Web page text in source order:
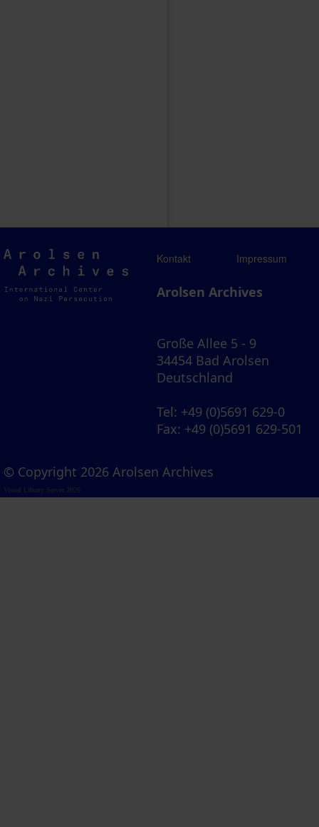
Arolsen
Archives
Kontakt Impressum
Arolsen Archives
Große Allee 5 - 9
34454 Bad Arolsen
Deutschland
Tel: +49 (0)5691 629-0
Fax: +49 (0)5691 629-501
© Copyright 2026 Arolsen Archives
Visual Library Server 2026